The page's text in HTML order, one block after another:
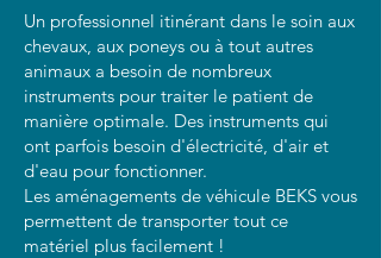
Un professionnel itinérant dans le soin aux
chevaux, aux poneys ou à tout autres
animaux a besoin de nombreux
instruments pour traiter le patient de
manière optimale. Des instruments qui
ont parfois besoin d'électricité, d'air et
d'eau pour fonctionner.
Les aménagements de véhicule BEKS vous
permettent de transporter tout ce
matériel plus facilement !